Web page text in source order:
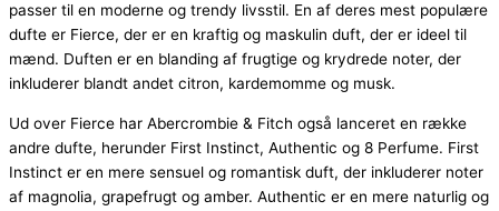
passer til en moderne og trendy livsstil. En af deres mest populære
dufte er Fierce, der er en kraftig og maskulin duft, der er ideel til
mænd. Duften er en blanding af frugtige og krydrede noter, der
inkluderer blandt andet citron, kardemomme og musk.
Ud over Fierce har Abercrombie & Fitch også lanceret en række
andre dufte, herunder First Instinct, Authentic og 8 Perfume. First
Instinct er en mere sensuel og romantisk duft, der inkluderer noter
af magnolia, grapefrugt og amber. Authentic er en mere naturlig og